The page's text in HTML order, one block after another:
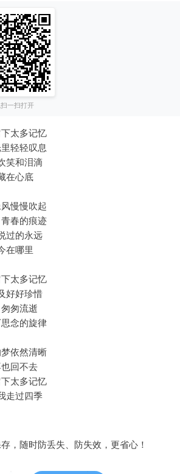
一扫打开
太多记忆
轻轻叹息
笑和泪滴
在心底
慢慢吹起
春的痕迹
过的永远
在哪里
太多记忆
好好珍惜
匆流逝
念的旋律
依然清晰
回不去
太多记忆
走过四季
，随时防丢失、防失效，更省心！